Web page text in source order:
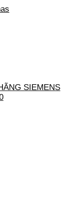
SIEMENS